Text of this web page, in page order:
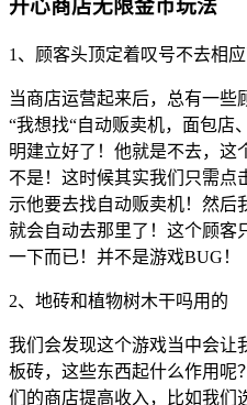
开心商店无限金币玩法
1、顾客头顶定着叹号不去相
当商店运营起来后，总有一些
“我想找“自动贩卖机，面包
明建立好了！他就是不去，这
不是！这时候其实我们只需点
示他要去找自动贩卖机！然后
就会自动去那里了！这个顾客
一下而已！并不是游戏BUG！
2、地砖和植物树木干吗用的
我们会发现这个游戏当中会让
板砖，这些东西起什么作用呢
们的商店提高收入，比如我们